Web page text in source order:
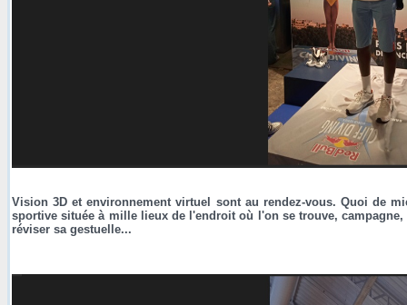
Vision 3D et environnement virtuel sont au rendez-vous. Quoi de
sportive située à mille lieux de l'endroit où l'on se trouve,
réviser sa gestuelle...